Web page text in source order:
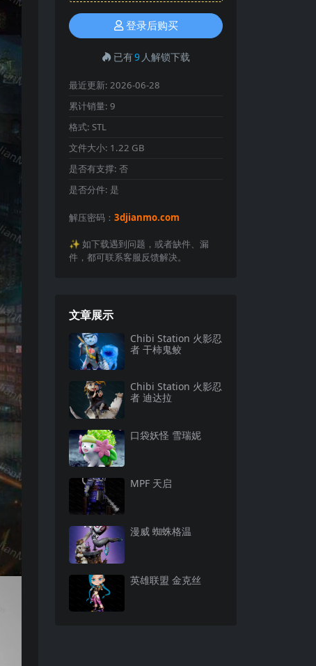
登录后购买
已有9 人解锁下载
最近更新: 2026-06-28
累计销量: 9
格式: STL
文件大小: 1.22 GB
是否有支撑: 否
是否分件: 是
解压密码： 3djianmo.com
✨️ 如下载遇到问题，或者缺件、漏
件，都可联系客服反馈解决。
文章展示
Chibi Station 火影忍
者 干柿鬼鲛
Chibi Station 火影忍
者 迪达拉
口袋妖怪 雪瑞妮
MPF 天启
漫威 蜘蛛格温
英雄联盟 金克丝